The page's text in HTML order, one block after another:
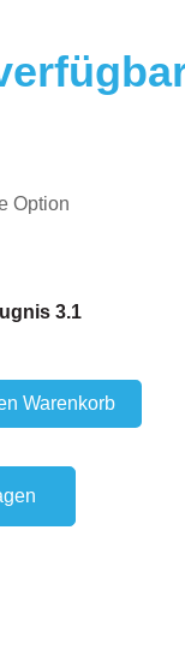
3.1
Warenkorb